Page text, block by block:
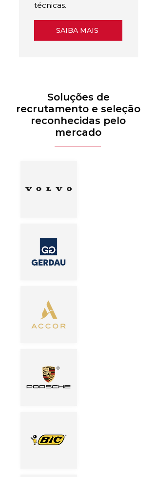
técnicas.
SAIBA MAIS
Soluções de
recrutamento e seleção
reconhecidas pelo
mercado